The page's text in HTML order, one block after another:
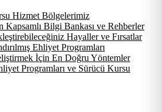
Hizmet Bölgelerimiz
Kapsamlı Bilgi Bankası ve Rehberler
Hayaller ve Fırsatlar
Ehliyet Programları
İçin En Doğru Yöntemler
Programları ve Sürücü Kursu